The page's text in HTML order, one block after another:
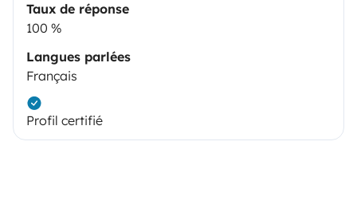
Taux de réponse
100 %
Langues parlées
Français
Profil certifié